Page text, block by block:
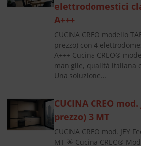
elettrodomestici
A+++
CUCINA CREO modello
prezzo) con 4
A+++ Cucina CREO®
maniglie, qualità italiana
Una soluzione…
CUCINA CREO
prezzo) 3 MT
CUCINA CREO mod. JEY
MT 🌟 Cucina CREO®